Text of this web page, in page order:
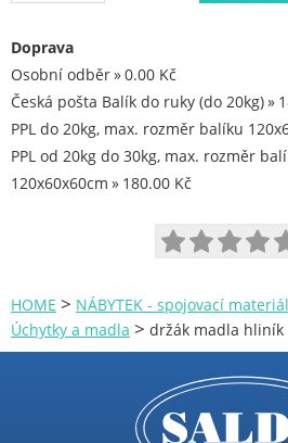
Pracovní oděvy
Kouřovina
Doprava
Osobní odběr
0.00 Kč
Česká pošta Balík do ruky (do 20kg)
PPL do 20kg, max. rozměr balíku
PPL od 20kg do 30kg, max. rozměr
120x60x60cm
180.00 Kč
HOME > NÁBYTEK - spojovací
Úchytky a madla > držák madla hliník